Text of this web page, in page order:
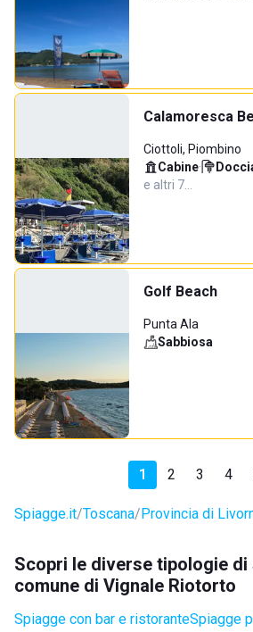
Calamoresca
Ciottoli, Piombino
Cabine·
e altri 7…
Golf Beach
Punta Ala
Sabbiosa
1 2 3 4
Spiagge.it Toscana Provincia di
Scopri le diverse tipologie di
comune di Vignale Riotorto
Spiagge con bar e ristoranteSpiagge